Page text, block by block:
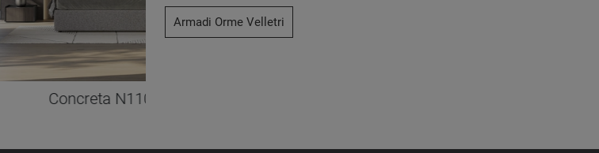
Concreta N110
Armadi Orme Velletri